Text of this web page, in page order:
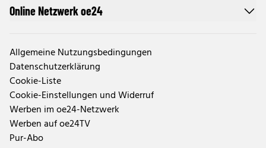
Online Netzwerk oe24
Allgemeine Nutzungsbedingungen
Datenschutzerklärung
Cookie-Liste
Cookie-Einstellungen und Widerruf
Werben im oe24-Netzwerk
Werben auf oe24TV
Pur-Abo